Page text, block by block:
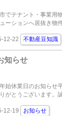
でテナント・事業用
ーションへ居抜き物
12-22 不動産豆知識
知らせ
始休業日のお知らせ
がとうございます。
12-19 お知らせ